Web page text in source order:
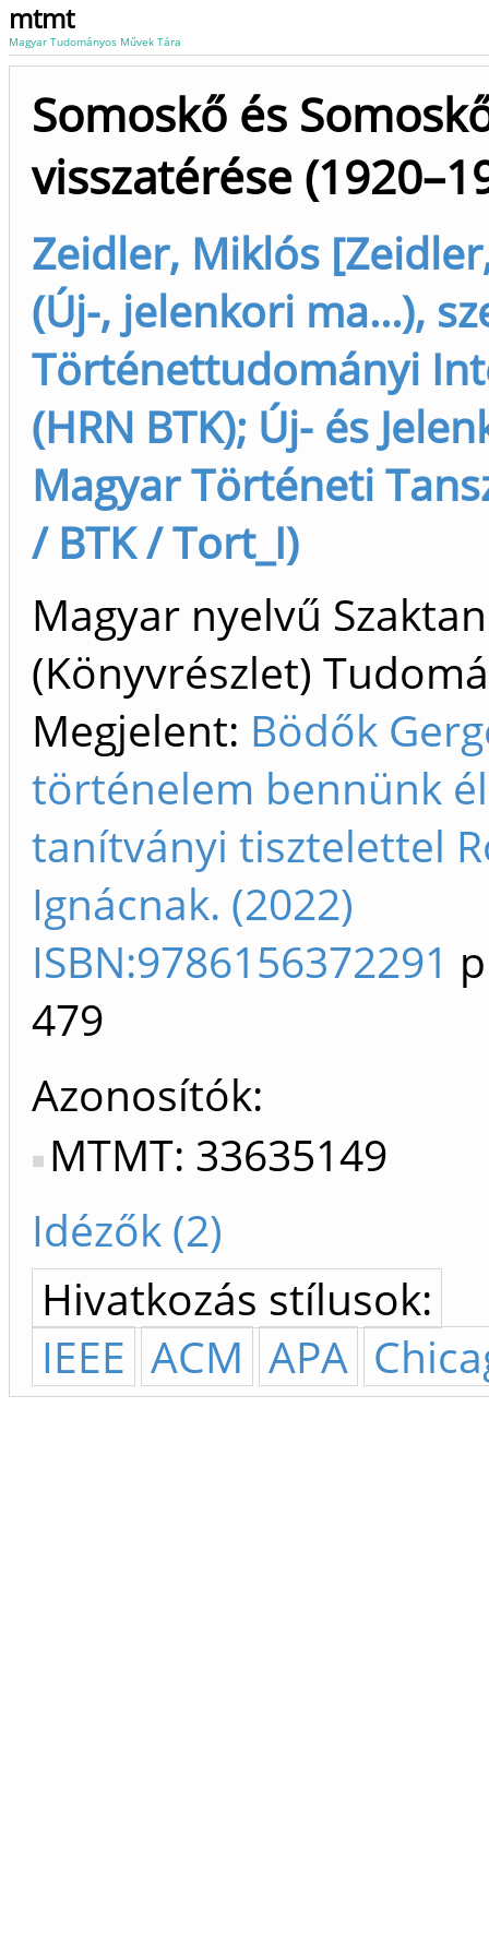
mtmt
Magyar Tudományos Művek Tára
Somoskő és
visszatérése
Zeidler, Miklós
(Új-, jelenkori ma...),
Történettudományi
(HRN BTK); Új- és
Magyar Történeti
/ BTK / Tort_I)
Magyar nyelvű
(Könyvrészlet)
Megjelent: Bödők
történelem bennünk
tanítványi tisztelettel
Ignácnak. (2022)
ISBN:9786156372291
479
Azonosítók
MTMT: 33635149
Idézők (2)
Hivatkozás stílusok:
IEEE ACM APA